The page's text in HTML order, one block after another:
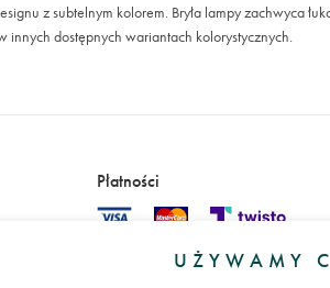
z subtelnym kolorem. Bryła lampy zachwyca
innych dostępnych wariantach kolorystycznych.
Płatności
UŻYWAMY